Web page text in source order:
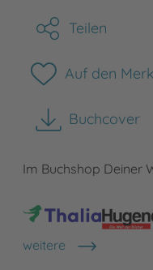
Teilen
Auf den
Buchcover
Im Buchshop Deiner
weitere
Shops anzeigen